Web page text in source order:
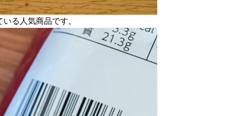
る人気商品です。